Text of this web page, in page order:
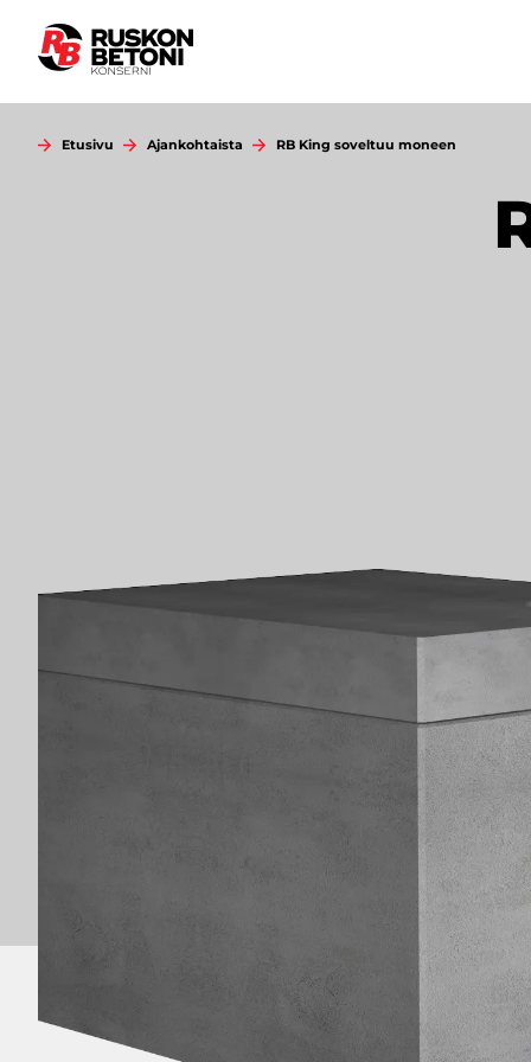
sisältöön
Etusivu Ajankohtaista RB King soveltuu moneen